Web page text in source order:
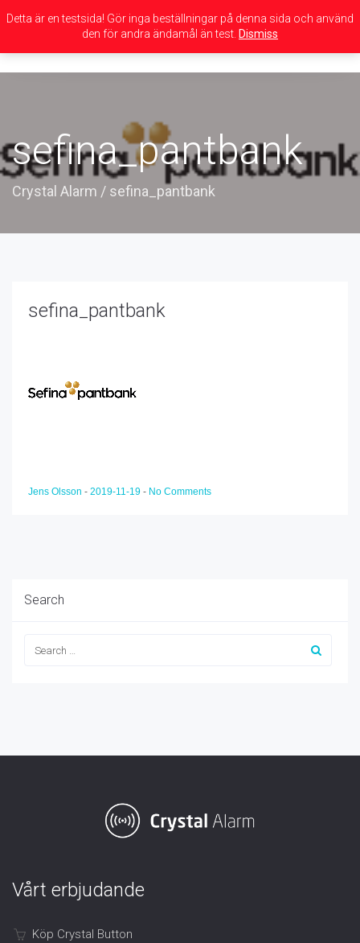
navigation
sefina_pantbank
Crystal Alarm / sefina_pantbank
sefina_pantbank
Jens Olsson - 2019-11-19 - No Comments
Search
Vårt erbjudande
Köp Crystal Button
Detta är en testsida! Gör inga beställningar på denna sida och använd
den för andra ändamål än test. Dismiss